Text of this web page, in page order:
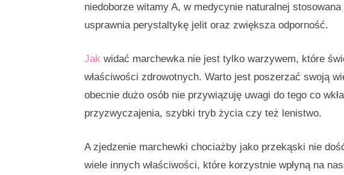
niedoborze witamy A, w medycynie naturalnej
usprawnia perystaltykę jelit oraz zwiększa odporność.
Jak widać marchewka nie jest tylko warzywem, które
właściwości zdrowotnych. Warto jest poszerzać swoją
obecnie dużo osób nie przywiązuję uwagi do tego co
przyzwyczajenia, szybki tryb życia czy też lenistwo.
A zjedzenie marchewki chociażby jako przekąski nie
wiele innych właściwości, które korzystnie wpłyną na